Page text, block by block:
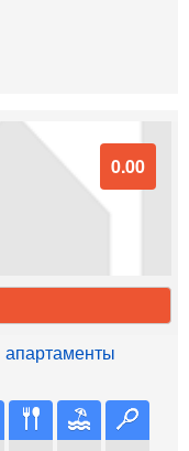
0.00
апартаменты